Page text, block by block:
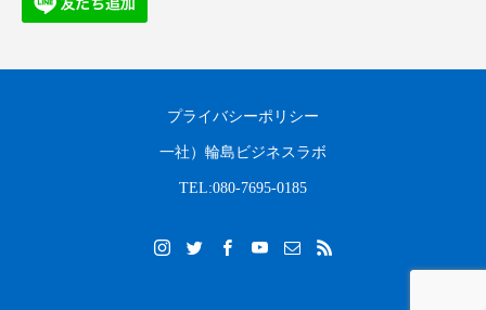
プライバシーポリシー
一社）輪島ビジネスラボ
TEL:080-7695-0185